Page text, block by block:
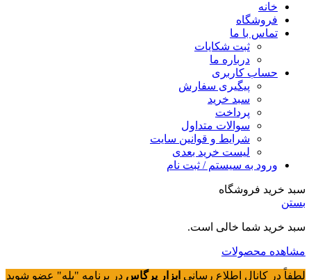
خانه
فروشگاه
تماس با ما
ثبت شکایات
درباره ما
حساب کاربری
پیگیری سفارش
سبد خرید
پرداخت
سوالات متداول
شرایط و قوانین سایت
لیست خرید بعدی
ورود به سیستم / ثبت نام
سبد خرید فروشگاه
بستن
سبد خرید شما خالی است.
مشاهده محصولات
لطفاً در کانال اطلاع رسانی ابزار پرگاس در برنامه "بله" عضو شوید